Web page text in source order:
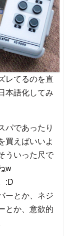
レてるのを直
本語化してみ
パであったり
買えばいいよ
ういった尺で
w
:D
ーとか、ネジ
とか、意欲的